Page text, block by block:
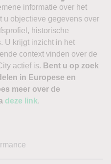
informatie over het
u objectieve gegevens over
historische
U krijgt inzicht in het
context vinden over de
actief is. Bent u op zoek
in Europese en
meer over de
deze link.